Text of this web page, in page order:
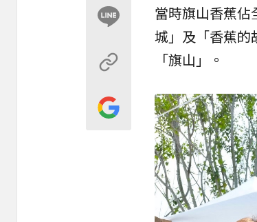
當時旗山香蕉佔
城」及「香蕉的
「旗山」。